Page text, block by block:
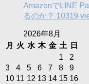
AmazonでLINE
るのか？ 10319
2026年8月
月
火 水 木 金 土
日
1
2
3
4 5 6 7 8
9
10 11 12 13 14 15 16